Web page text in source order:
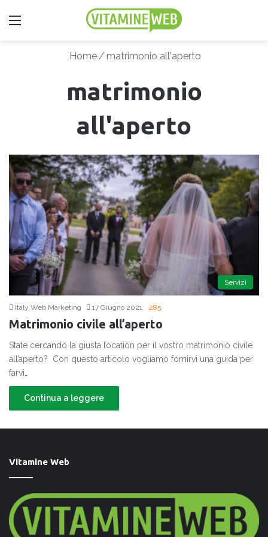
Home / matrimonio all'aperto
matrimonio
all'aperto
Servizi
Italy Web Marketing 17 Giugno 2021 285
Matrimonio civile all’aperto
State cercando la giusta location per il vostro matrimonio civile
all’aperto? Con questo articolo vogliamo fornirvi una guida per
farvi…
Continua a leggere
Vitamine Web